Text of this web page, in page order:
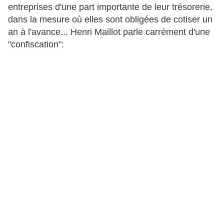
entreprises d'une part importante de leur trésorerie,
dans la mesure où elles sont obligées de cotiser un
an à l'avance... Henri Maillot parle carrément d'une
"confiscation":